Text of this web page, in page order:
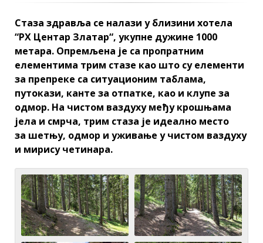
Стаза здравља се налази у близини хотела
“РХ Центар Златар“, укупне дужине 1000
метара. Опремљена је са пропратним
елементима трим стазе као што су елементи
за препреке са ситуационим таблама,
путокази, канте за отпатке, као и клупе за
одмор. На чистом ваздуху међу крошњама
јела и смрча, трим стаза је идеално место
за шетњу, одмор и уживање у чистом ваздуху
и мирису четинара.